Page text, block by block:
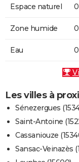
Espace naturel
Zone humide
Eau
Les villes à
Sénezergues
Saint-Antoine
Cassaniouze
Sansac-Veinazès